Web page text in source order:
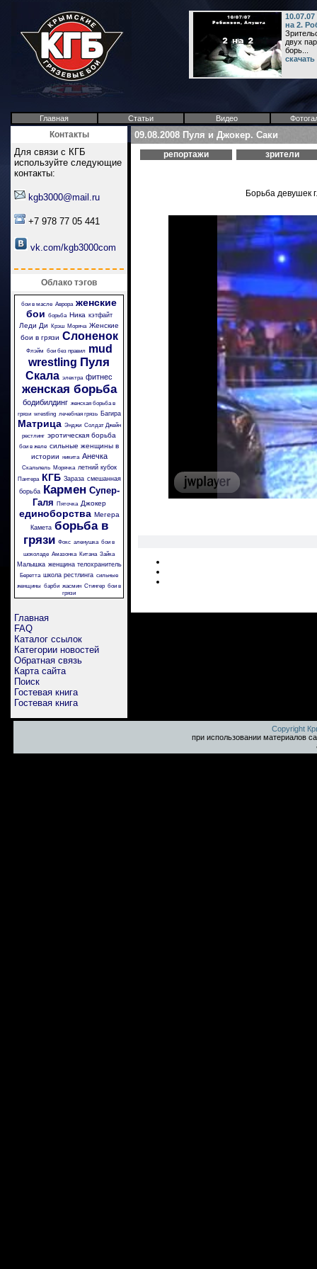
на 2.
двух
борь...
Главная Статьи Видео
Контакты
Для связи с КГБ
используйте следующие
контакты:
kgb3000@mail.ru
+7 978 77 05 441
vk.com/kgb3000com
Облако тэгов
бои в масле Аврора женские
бои борьба Ника кэтфайт
Леди Ди Крэш Моряча Женские
бои в грязи Слоненок
Флэйм бои без правил
mud
wrestling Пуля
Скала электра фитнес
женская борьба
бодибилдинг женская борьба в
грязи wrestling лечебная грязь Багира
Матрица Энджи Солдат Джейн
рестлинг эротическая борьба
бои в желе сильные женщины в
истории никита Анечка
Скальпель Морячка летний кубок
Пантера КГБ Зараза смешанная
борьба Кармен Супер-
Галя
Пяточка Джокер
единоборства Мегера
Камета борьба в
грязи Фокс аленушка бои в
шоколаде Амазонка Китана Зайка
Малышка женщина телохранитель
Беретта школа рестлинга сильные
женщины барби жасмин Стингер бои в
грязи
Главная
FAQ
Каталог ссылок
Категории новостей
Обратная связь
Карта сайта
Поиск
Гостевая книга
Гостевая книга
09.08.2008 Пуля и Джокер. Саки
репортажи зрители
Борьба девушек
Copyright
при использовании материалов